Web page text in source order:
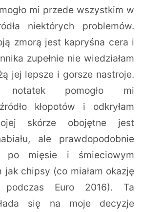
mi przede wszystkim w
niektórych problemów.
zmorą jest kapryśna cera i
zupełnie nie wiedziałam
jej lepsze i gorsze nastroje.
notatek pomogło mi
kłopotów i odkryłam
skórze obojętne jest
ale prawdopodobnie
po mięsie i śmieciowym
jak chipsy (co miałam okazję
podczas Euro 2016). Ta
się na moje decyzje